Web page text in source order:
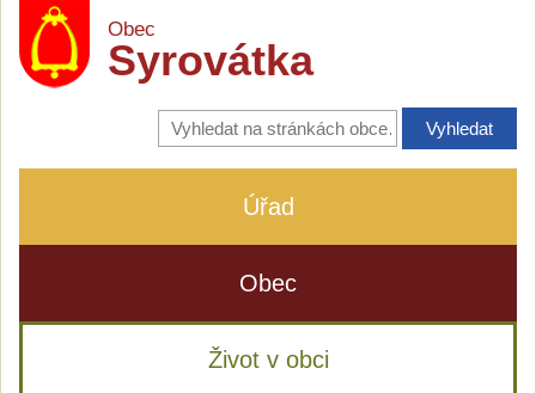
Obec
Syrovátka
Vyhledávání
na
stránkách
Úřad
Obec
Život v obci